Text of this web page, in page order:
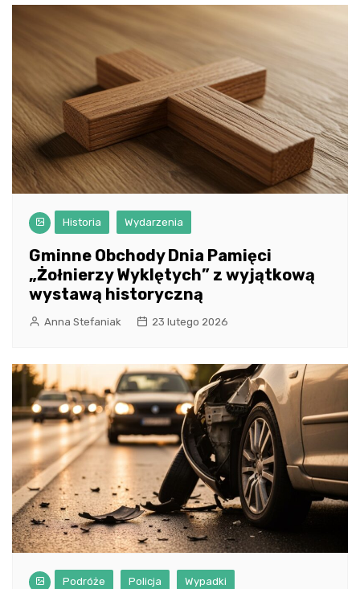
Historia Wydarzenia
Gminne Obchody Dnia Pamięci
„Żołnierzy Wyklętych” z wyjątkową
wystawą historyczną
Anna Stefaniak 23 lutego 2026
Podróże Policja Wypadki